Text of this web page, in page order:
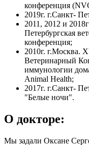
конференция
2019г. г.Санкт-
2011, 2012 и
Петербургская
конференция;
2010г. г.Москва.
Ветеринарный
иммунологии
Animal Health;
2017г. г.Санкт-
"Белые ночи".
О докторе:
Мы задали Оксане